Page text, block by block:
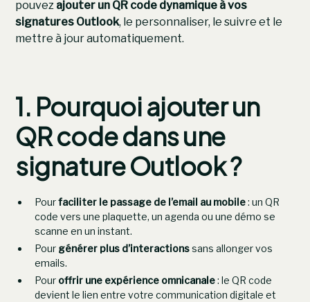
pouvez ajouter un QR code dynamique à vos
signatures Outlook, le personnaliser, le suivre et le
mettre à jour automatiquement.
1. Pourquoi ajouter un
QR code dans une
signature Outlook ?
Pourfaciliter le passage de l’email au mobile: un QR
code vers une plaquette, un agenda ou une démo se
scanne en un instant.
Pour générer plus d’interactionssans allonger vos
emails.
Pour offrir une expérience omnicanale: le QR code
devient le lien entre votre communication digitale et